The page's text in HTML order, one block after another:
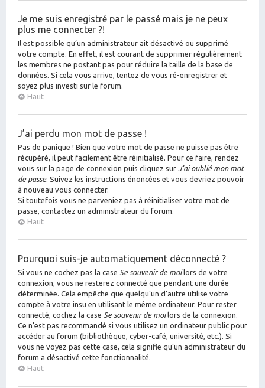
Je me suis enregistré par le passé mais je ne peux
plus me connecter ?!
Il est possible qu’un administrateur ait désactivé ou supprimé
votre compte. En effet, il est courant de supprimer régulièrement
les membres ne postant pas pour réduire la taille de la base de
données. Si cela vous arrive, tentez de vous ré-enregistrer et
soyez plus investi sur le forum.
Haut
J’ai perdu mon mot de passe !
Pas de panique ! Bien que votre mot de passe ne puisse pas être
récupéré, il peut facilement être réinitialisé. Pour ce faire, rendez
vous sur la page de connexion puis cliquez sur J’ai oublié mon mot
de passe. Suivez les instructions énoncées et vous devriez pouvoir
à nouveau vous connecter.
Si toutefois vous ne parveniez pas à réinitialiser votre mot de
passe, contactez un administrateur du forum.
Haut
Pourquoi suis-je automatiquement déconnecté ?
Si vous ne cochez pas la case Se souvenir de moilors de votre
connexion, vous ne resterez connecté que pendant une durée
déterminée. Cela empêche que quelqu’un d’autre utilise votre
compte à votre insu en utilisant le même ordinateur. Pour rester
connecté, cochez la case Se souvenir de moilors de la connexion.
Ce n’est pas recommandé si vous utilisez un ordinateur public pour
accéder au forum (bibliothèque, cyber-café, université, etc.). Si
vous ne voyez pas cette case, cela signifie qu’un administrateur du
forum a désactivé cette fonctionnalité.
Haut